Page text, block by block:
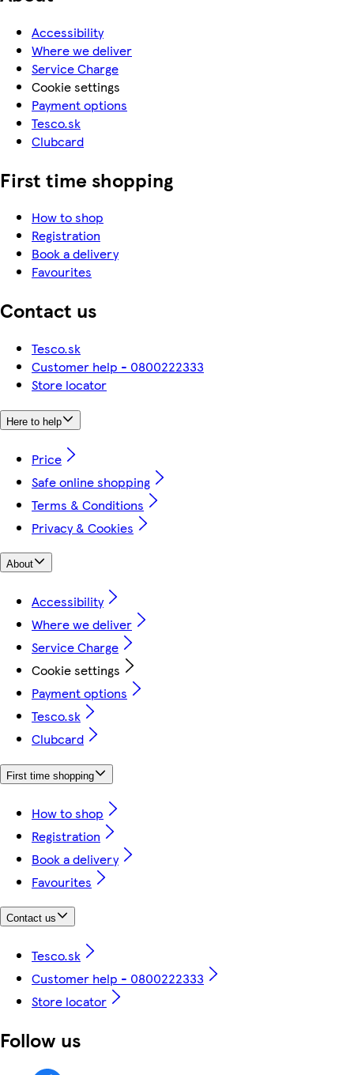
Accessibility
Where we deliver
Service Charge
Cookie settings
Payment options
Tesco.sk
Clubcard
First time shopping
How to shop
Registration
Book a delivery
Favourites
Contact us
Tesco.sk
Customer help - 0800222333
Store locator
Here to help
Price
Safe online shopping
Terms & Conditions
Privacy & Cookies
About
Accessibility
Where we deliver
Service Charge
Cookie settings
Payment options
Tesco.sk
Clubcard
First time shopping
How to shop
Registration
Book a delivery
Favourites
Contact us
Tesco.sk
Customer help - 0800222333
Store locator
Follow us